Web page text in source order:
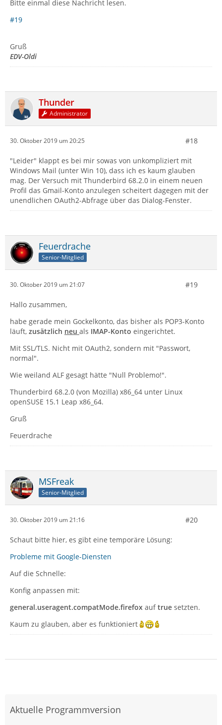
Bitte einmal diese Nachricht lesen.
#19
Gruß
EDV-Oldi
Thunder
Administrator
30. Oktober 2019 um 20:25 #18
"Leider" klappt es bei mir sowas von unkompliziert mit
Windows Mail (unter Win 10), dass ich es kaum glauben
mag. Der Versuch mit Thunderbird 68.2.0 in einem neuen
Profil das Gmail-Konto anzulegen scheitert dagegen mit der
unendlichen OAuth2-Abfrage über das Dialog-Fenster.
Feuerdrache
Senior-Mitglied
30. Oktober 2019 um 21:07 #19
Hallo zusammen,
habe gerade mein Gockelkonto, das bisher als POP3-Konto
läuft, zusätzlich neu als IMAP-Konto eingerichtet.
Mit SSL/TLS. Nicht mit OAuth2, sondern mit "Passwort,
normal".
Wie weiland ALF gesagt hätte "Null Problemo!".
Thunderbird 68.2.0 (von Mozilla) x86_64 unter Linux
openSUSE 15.1 Leap x86_64.
Gruß
Feuerdrache
MSFreak
Senior-Mitglied
30. Oktober 2019 um 21:16 #20
Schaut bitte hier, es gibt eine temporäre Lösung:
Probleme mit Google-Diensten
Auf die Schnelle:
Konfig anpassen mit:
general.useragent.compatMode.firefox auftrue setzten.
Kaum zu glauben, aber es funktioniert
Aktuelle Programmversion